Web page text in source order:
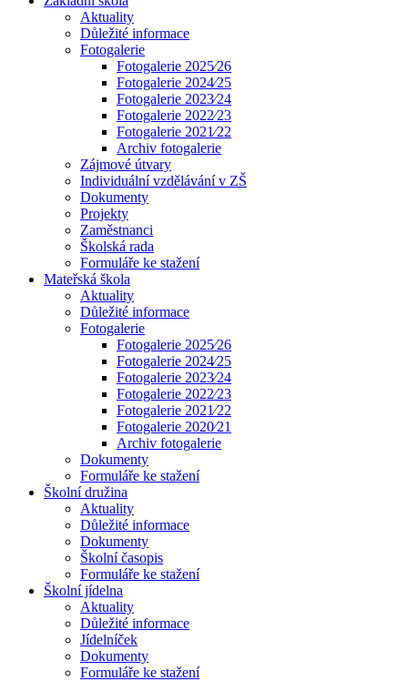
Aktuality
Důležité informace
Fotogalerie
Fotogalerie 2025⁄26
Fotogalerie 2024⁄25
Fotogalerie 2023⁄24
Fotogalerie 2022⁄23
Fotogalerie 2021⁄22
Archiv fotogalerie
Zájmové útvary
Individuální vzdělávání v ZŠ
Dokumenty
Projekty
Zaměstnanci
Školská rada
Formuláře ke stažení
Mateřská škola
Aktuality
Důležité informace
Fotogalerie
Fotogalerie 2025⁄26
Fotogalerie 2024⁄25
Fotogalerie 2023⁄24
Fotogalerie 2022⁄23
Fotogalerie 2021⁄22
Fotogalerie 2020⁄21
Archiv fotogalerie
Dokumenty
Formuláře ke stažení
Školní družina
Aktuality
Důležité informace
Dokumenty
Školní časopis
Formuláře ke stažení
Školní jídelna
Aktuality
Důležité informace
Jídelníček
Dokumenty
Formuláře ke stažení